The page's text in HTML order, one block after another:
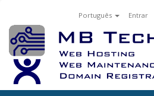
Português Entrar